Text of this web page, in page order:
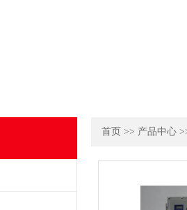
首页 >> 产品中心